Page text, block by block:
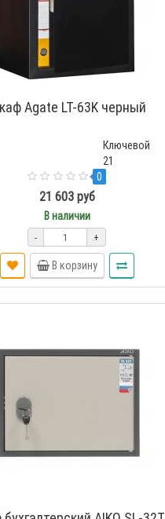
Agate LT-63K черный
Ключевой
21
0
21 603 руб
В наличии
- +
В корзину